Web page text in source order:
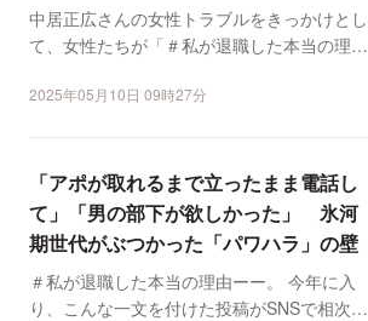
中居正広さんの女性トラブルをきっかけとし
て、女性たちが「＃私が退職した本当の理
2025年05月10日 09時27分
「アポが取れるまで立ったまま電話し
て」「男の部下が欲しかった」 氷河
期世代がぶつかった「パワハラ」の壁
＃私が退職した本当の理由ーー。 今年に入
り、こんな一文を付けた投稿がSNSで相次ぎ